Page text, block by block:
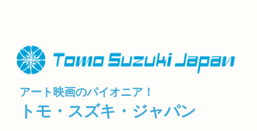
アート映画のパイオニア！
トモ・スズキ・ジャパン